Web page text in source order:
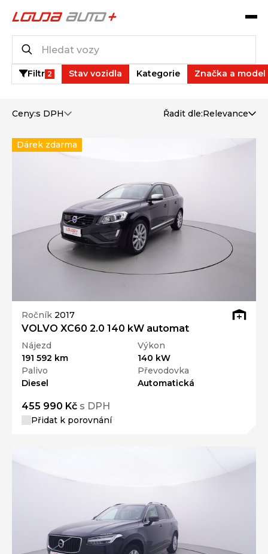
Filtr 2 Stav vozidla Kategorie Značka a model
Ceny:s DPH Řadit dle:Relevance
Ročník 2017
VOLVO XC60 2.0 140 kW automat
Nájezd
191 592 km
Výkon
140 kW
Palivo
Diesel
Převodovka
Automatická
455 990 Kč s DPH
Přidat k porovnání
Dárek zdarma